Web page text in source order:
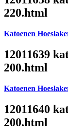
220.html
Katoenen
12011639
200.html
Katoenen
12011640
200.html